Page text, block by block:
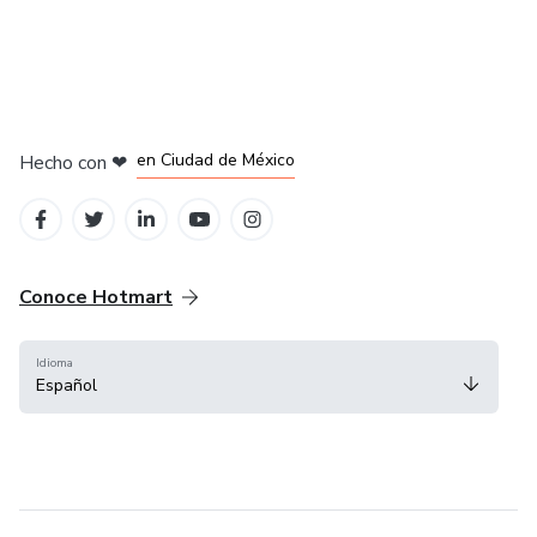
Hecho con ❤ en Ciudad de México
Conoce Hotmart
Idioma
Español